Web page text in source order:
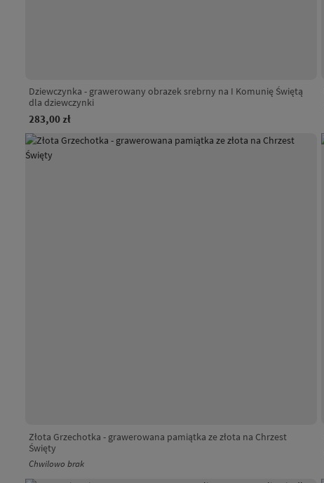
Dziewczynka - grawerowany obrazek srebrny na I Komunię Świętą
dla dziewczynki
283,00 zł
Złota Grzechotka - grawerowana pamiątka ze złota na Chrzest
Święty
Chwilowo brak